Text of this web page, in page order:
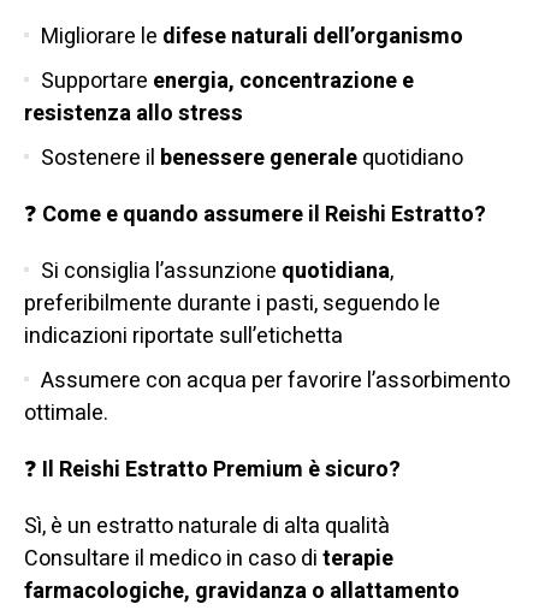
Migliorare le difese naturali dell’organismo
Supportare energia, concentrazione e
resistenza allo stress
Sostenere il benessere generalequotidiano
❓ Come e quando assumere il Reishi Estratto?
Si consiglia l’assunzione quotidiana,
preferibilmente durante i pasti, seguendo le
indicazioni riportate sull’etichetta
Assumere con acqua per favorire l’assorbimento
ottimale.
❓ Il Reishi Estratto Premium è sicuro?
Sì, è un estratto naturale di alta qualità
Consultare il medico in caso diterapie
farmacologiche, gravidanza o allattamento